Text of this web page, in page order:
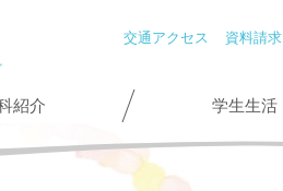
交通アクセス 資料請求
紹介 学生生活